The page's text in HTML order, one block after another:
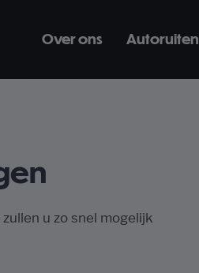
Over ons Autoruiten
u zo snel mogelijk